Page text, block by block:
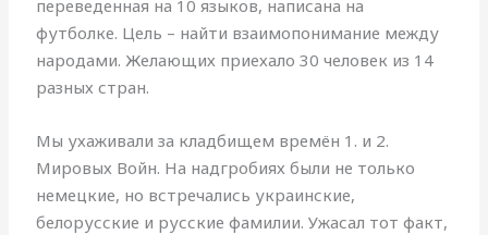
переведенная на 10 языков, написана на
футболке. Цель – найти взаимопонимание между
народами. Желающих приехало 30 человек из 14
разных стран.
Мы ухаживали за кладбищем времён 1. и 2.
Мировых Войн. На надгробиях были не только
немецкие, но встречались украинские,
белорусские и русские фамилии. Ужасал тот факт,